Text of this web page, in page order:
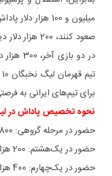
میلیون و 100
صعود کنند،
در دو
برای تیم‌های ایرانی به
نحوه تخصیص پاداش در
حضور در مرحله گروهی: 800 هزار دلار
حضور در یک‌هشتم: 200 هزار دلار
حضور در یک‌چهارم: 400 هزار دلار